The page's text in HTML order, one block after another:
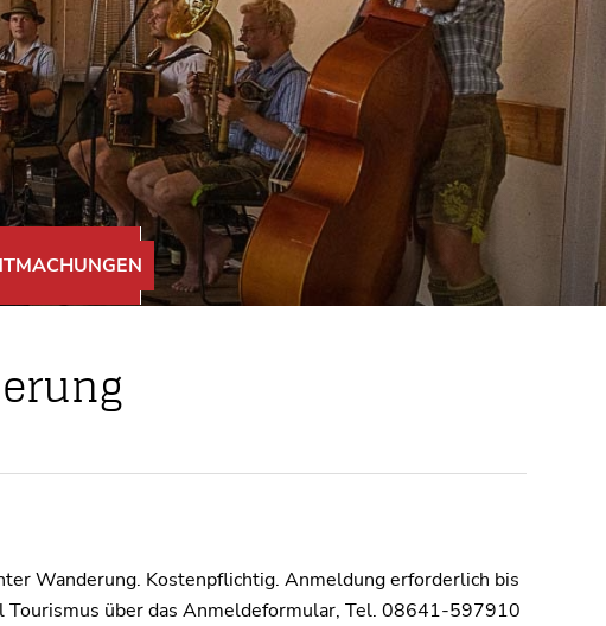
Wanderung. Kostenpflichtig. Anmeldung erforderlich bis
Tourismus über das Anmeldeformular, Tel. 08641-597910